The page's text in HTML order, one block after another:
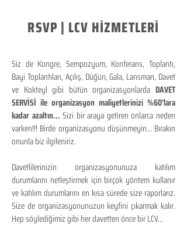
RSVP | LCV HİZMETLERİ
Siz de Kongre, Sempozyum, Konferans, Toplantı,
Bayi Toplantıları, Açılış, Düğün, Gala, Lansman, Davet
ve Kokteyl gibi bütün organizasyonlarda DAVET
SERVİSİ ile organizasyon maliyetlerinizi %60'lara
kadar azaltın...Sizi bir araya getiren onlarca neden
varken!!! Birde organizasyonu düşünmeyin... Bırakın
onunla biz ilgileniriz.
Davetlilerinizin organizasyonunuza katılım
durumlarını netleştirmek için birçok yöntem kullanır
ve katılım durumlarını en kısa sürede size raporlarız.
Size de organizasyonunuzun keyfini çıkarmak kalır.
Hep söylediğimiz gibi her davetten önce bir LCV...